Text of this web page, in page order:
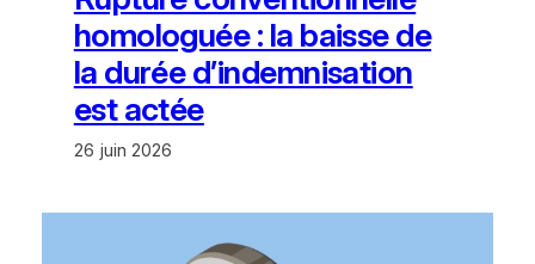
homologuée : la baisse de
la durée d’indemnisation
est actée
26 juin 2026